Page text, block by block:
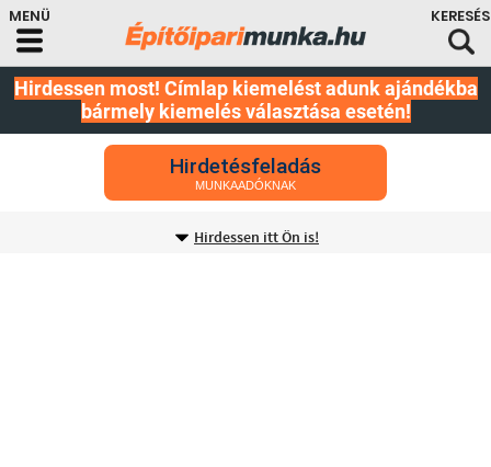
Hirdessen most! Címlap kiemelést adunk ajándékba
bármely kiemelés választása esetén!
Hirdetésfeladás
MUNKAADÓKNAK
Hirdessen itt Ön is!